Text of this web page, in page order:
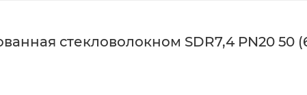
стекловолокном SDR7,4 PN20 50